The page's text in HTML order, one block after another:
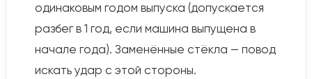
одинаковым годом выпуска (допускается
разбег в 1 год, если машина выпущена в
начале года). Заменённые стёкла — повод
искать удар с этой стороны.